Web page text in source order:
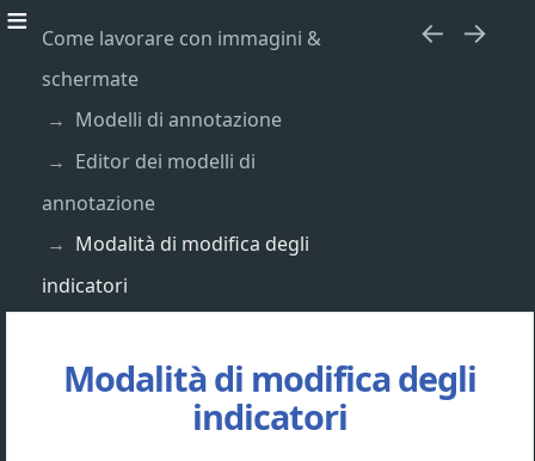
Come lavorare con immagini &
schermate
Modelli di annotazione
Editor dei modelli di
annotazione
Modalità di modifica degli
indicatori
Modalità di modifica degli
indicatori